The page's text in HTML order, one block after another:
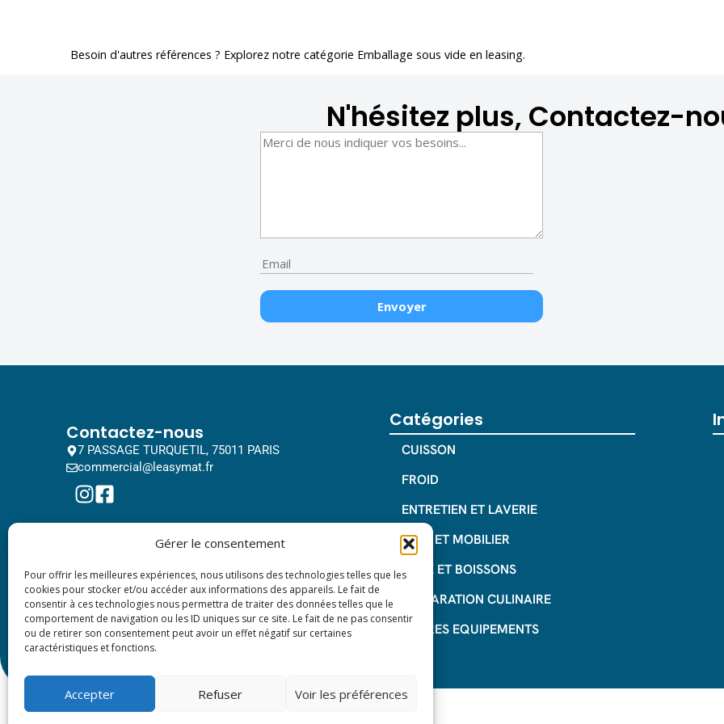
Gérer le consentement
Pour offrir les meilleures expériences, nous utilisons des technologies telles que les
cookies pour stocker et/ou accéder aux informations des appareils. Le fait de
consentir à ces technologies nous permettra de traiter des données telles que le
comportement de navigation ou les ID uniques sur ce site. Le fait de ne pas consentir
ou de retirer son consentement peut avoir un effet négatif sur certaines
caractéristiques et fonctions.
Accepter Refuser Voir les préférences
Besoin d'autres références ? Explorez notre catégorie Emballage sous vide en leasing.
N'hésitez plus, Contactez-
Contactez-nous
7 PASSAGE TURQUETIL, 75011 PARIS
commercial@leasymat.fr
Catégories
CUISSON
FROID
ENTRETIEN ET LAVERIE
INOX ET MOBILIER
CAFE ET BOISSONS
PREPARATION CULINAIRE
AUTRES EQUIPEMENTS
© 2024 All rights reserved. Leasy Mat.